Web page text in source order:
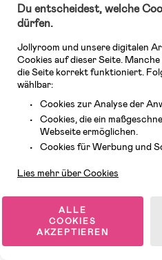
Auf Lager
Little Tikes Creative
Construction Mess- und
31,99 €
1
Du entscheidest, welche
dürfen.
Jollyroom und unsere digitalen
Cookies auf dieser Seite.
die Seite korrekt funktioniert.
wählbar:
Cookies zur Analyse der
Cookies, die ein
Webseite ermöglichen.
Cookies für Werbung und
Lies mehr über Cookies
ALLE
COOKIES
AKZEPTIEREN